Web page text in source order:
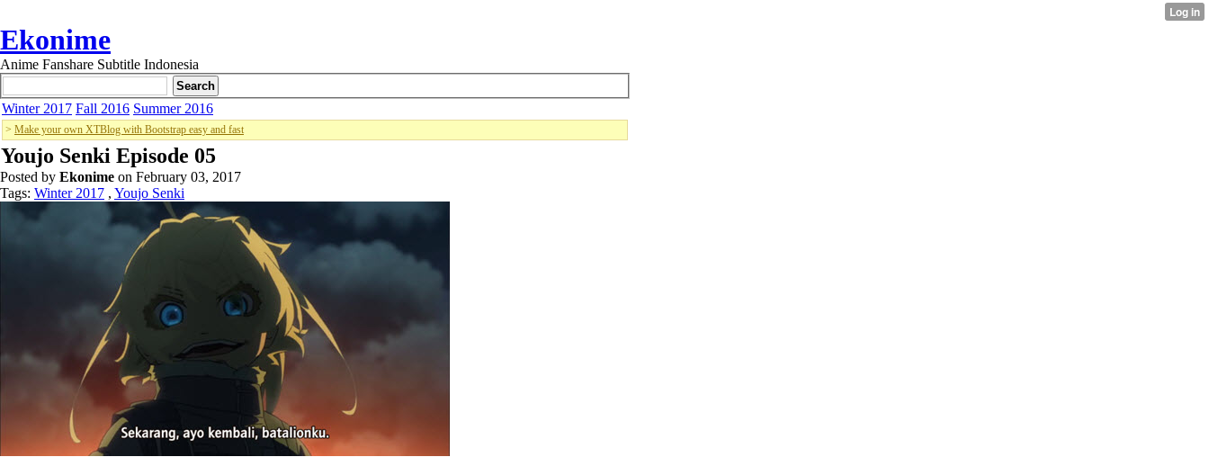
Ekonime
Anime Fanshare Subtitle Indonesia
Winter 2017 Fall 2016 Summer 2016
> Make your own XTBlog with Bootstrap easy and fast
Youjo Senki Episode 05
Posted by Ekonime on February 03, 2017
Tags: Winter 2017 , Youjo Senki